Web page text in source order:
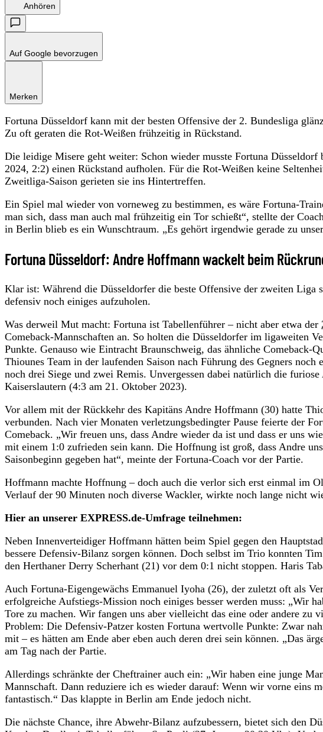
Anhören
Auf Google bevorzugen
Merken
Fortuna Düsseldorf kann mit der besten Offensive der 2. Bundesliga
Zu oft geraten die Rot-Weißen frühzeitig in Rückstand.
Die leidige Misere geht weiter: Schon wieder musste Fortuna
2024, 2:2) einen Rückstand aufholen. Für die Rot-Weißen keine
Zweitliga-Saison gerieten sie ins Hintertreffen.
Ein Spiel mal wieder von vorneweg zu bestimmen, es wäre Fortuna-
man sich, dass man auch mal frühzeitig ein Tor schießt“, stellte der
in Berlin blieb es ein Wunschtraum. „Es gehört irgendwie gerade zu
Fortuna Düsseldorf: Andre Hoffmann wackelt beim
Klar ist: Während die Düsseldorfer die beste Offensive der zweiten Liga
defensiv noch einiges aufzuholen.
Was derweil Mut macht: Fortuna ist Tabellenführer – nicht aber etwa der
Comeback-Mannschaften an. So holten die Düsseldorfer im ligaweiten
Punkte. Genauso wie Eintracht Braunschweig, das ähnliche Comeback-
Thiounes Team in der laufenden Saison nach Führung des Gegners
noch drei Siege und zwei Remis. Unvergessen dabei natürlich die
Kaiserslautern (4:3 am 21. Oktober 2023).
Vor allem mit der Rückkehr des Kapitäns Andre Hoffmann (30) hatte
verbunden. Nach vier Monaten verletzungsbedingter Pause feierte der
Comeback. „Wir freuen uns, dass Andre wieder da ist und dass er uns
mit einem 1:0 zufrieden sein kann. Die Hoffnung ist groß, dass Andre
Saisonbeginn gegeben hat“, meinte der Fortuna-Coach vor der Partie.
Hoffmann machte Hoffnung – doch auch die verlor sich erst einmal im
Verlauf der 90 Minuten noch diverse Wackler, wirkte noch lange nicht
Hier an unserer EXPRESS.de-Umfrage teilnehmen:
Neben Innenverteidiger Hoffmann hätten beim Spiel gegen den
bessere Defensiv-Bilanz sorgen können. Doch selbst im Trio konnten
den Herthaner Derry Scherhant (21) vor dem 0:1 nicht stoppen. Haris
Auch Fortuna-Eigengewächs Emmanuel Iyoha (26), der zuletzt oft als
erfolgreiche Aufstiegs-Mission noch einiges besser werden muss: „Wir
Tore zu machen. Wir fangen uns aber vielleicht das eine oder andere zu
Problem: Die Defensiv-Patzer kosten Fortuna wertvolle Punkte: Zwar
mit – es hätten am Ende aber eben auch deren drei sein können. „Das
am Tag nach der Partie.
Allerdings schränkte der Cheftrainer auch ein: „Wir haben eine junge
Mannschaft. Dann reduziere ich es wieder darauf: Wenn wir vorne eins
fantastisch.“ Das klappte in Berlin am Ende jedoch nicht.
Die nächste Chance, ihre Abwehr-Bilanz aufzubessern, bietet sich den